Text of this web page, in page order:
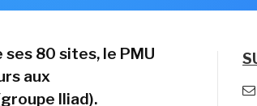
80 sites, le PMU
aux
Iliad).